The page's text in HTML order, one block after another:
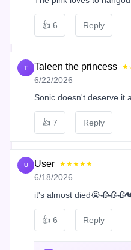
👍 6 Reply
T Taleen the princess
6/22/2026
Sonic doesn't deserve it
👍 7 Reply
U User ★★★★★
6/18/2026
it's almost
👍 6 Reply